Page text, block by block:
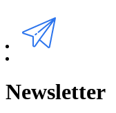
Newsletter